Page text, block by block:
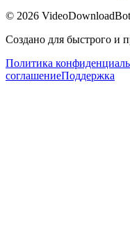
© 2026 VideoDownloadBot
Создано для быстрого и
Политика
соглашениеПоддержка